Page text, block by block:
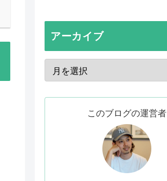
アーカイブ
このブログの運営者